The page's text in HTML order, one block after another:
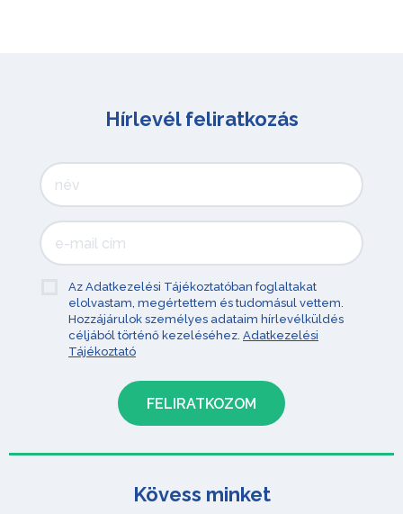
Hírlevél feliratkozás
Az Adatkezelési Tájékoztatóban foglaltakat
elolvastam, megértettem és tudomásul vettem.
Hozzájárulok személyes adataim hírlevélküldés
céljából történő kezeléséhez. Adatkezelési
Tájékoztató
Kövess minket